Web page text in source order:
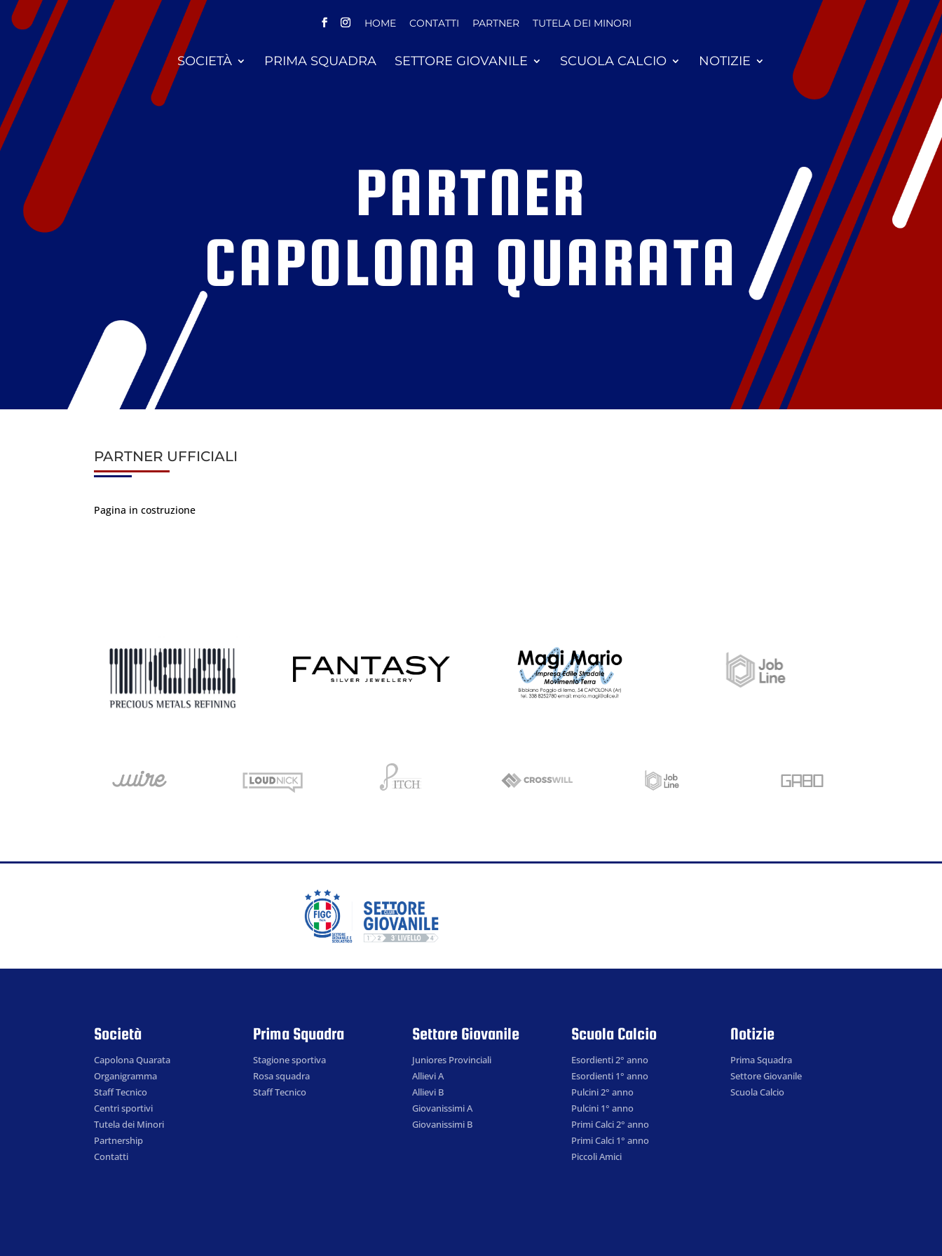
HOME CONTATTI PARTNER TUTELA DEI MINORI
SOCIETÀ PRIMA SQUADRA SETTORE GIOVANILE SCUOLA CALCIO NOTIZIE
PARTNER
CAPOLONA QUARATA
PARTNER UFFICIALI
Pagina in costruzione
Società
Capolona Quarata
Organigramma
Staff Tecnico
Centri sportivi
Tutela dei Minori
Partnership
Contatti
Prima Squadra
Stagione sportiva
Rosa squadra
Staff Tecnico
Settore Giovanile
Juniores Provinciali
Allievi A
Allievi B
Giovanissimi A
Giovanissimi B
Scuola Calcio
Esordienti 2° anno
Esordienti 1° anno
Pulcini 2° anno
Pulcini 1° anno
Primi Calci 2° anno
Primi Calci 1° anno
Piccoli Amici
Notizie
Prima Squadra
Settore Giovanile
Scuola Calcio